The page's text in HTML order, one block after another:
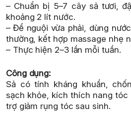
– Chuẩn bị 5–7 cây sả tươi,
khoảng 2 lít nước.
– Để nguội vừa phải, dùng
thường, kết hợp massage nhẹ
– Thực hiện 2–3 lần mỗi tuần.
Công dụng:
Sả có tính kháng khuẩn,
sạch khỏe, kích thích nang
trợ giảm rụng tóc sau sinh.